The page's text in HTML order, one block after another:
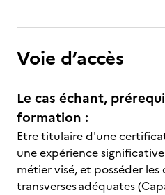
Voie d’accès
Le cas échant,
formation :
Etre titulaire d'une
une expérience
métier visé, et posséder
transverses adéquates